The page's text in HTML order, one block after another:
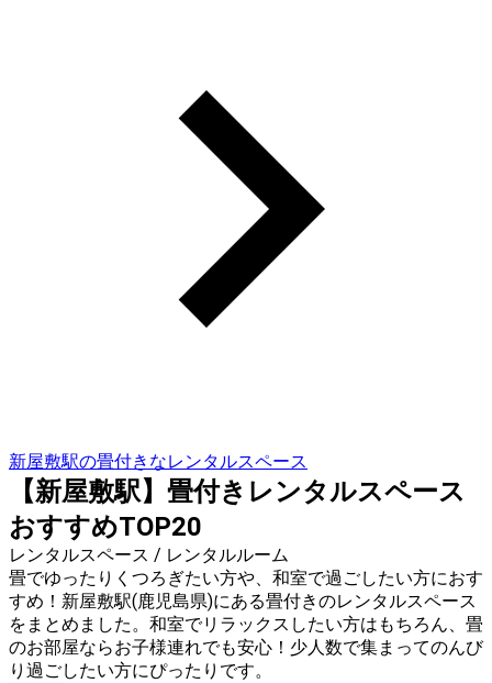
新屋敷駅の畳付きなレンタルスペース
【新屋敷駅】畳付きレンタルスペース
おすすめTOP20
レンタルスペース / レンタルルーム
畳でゆったりくつろぎたい方や、和室で過ごしたい方におす
すめ！新屋敷駅(鹿児島県)にある畳付きのレンタルスペース
をまとめました。和室でリラックスしたい方はもちろん、畳
のお部屋ならお子様連れでも安心！少人数で集まってのんび
り過ごしたい方にぴったりです。